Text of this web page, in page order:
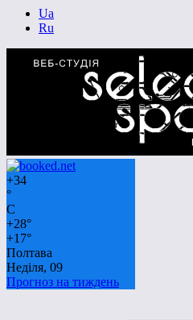
Ua
Ru
+34
°
C
+28°
+17°
Полтава
Неділя, 09
Прогноз на тиждень